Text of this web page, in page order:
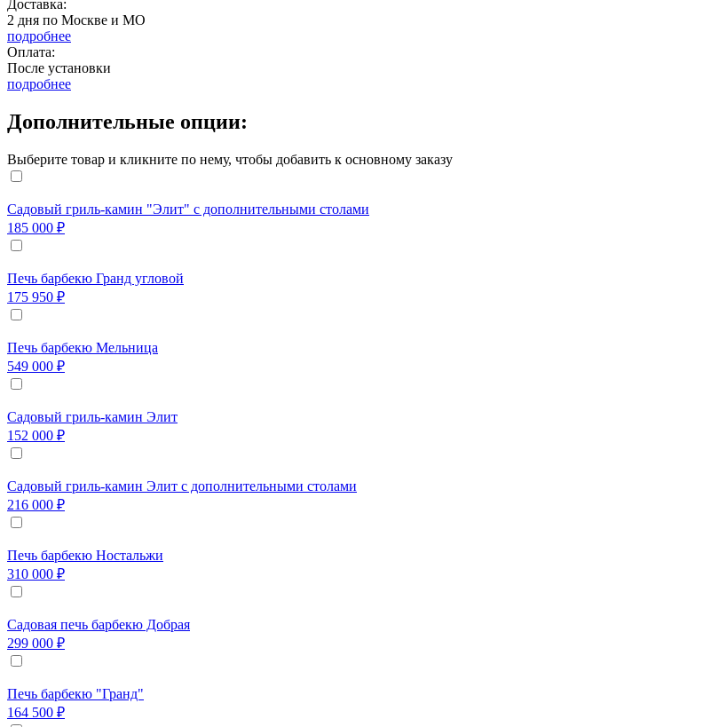
Доставка:
2 дня по Москве и МО
подробнее
Оплата:
После установки
подробнее
Дополнительные опции:
Выберите товар и кликните по нему, чтобы добавить к основному заказу
Садовый гриль-камин "Элит" с дополнительными столами
185 000 ₽
Печь барбекю Гранд угловой
175 950 ₽
Печь барбекю Мельница
549 000 ₽
Садовый гриль-камин Элит
152 000 ₽
Садовый гриль-камин Элит с дополнительными столами
216 000 ₽
Печь барбекю Ностальжи
310 000 ₽
Садовая печь барбекю Добрая
299 000 ₽
Печь барбекю "Гранд"
164 500 ₽